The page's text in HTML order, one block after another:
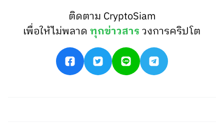
ติดตาม CryptoSiam
เพื่อให้ไม่พลาดทุกข่าวสารวงการคริปโต